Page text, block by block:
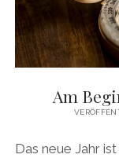
Am
Das neue Jahr